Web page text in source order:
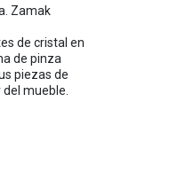
Zamak
de cristal en
de pinza
piezas de
mueble.